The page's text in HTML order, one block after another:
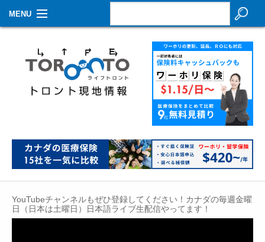
MENU
生活情報
その他
イベントカレンダー
Contact
YouTubeチャンネルもぜひ登録してください！カナダの毎週金曜
日（日本は土曜日）日本語ライブ生配信やってます！